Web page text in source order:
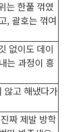
는 한풀 꺾였
, 괄호는 꺾여
없이도 데이
는 과정이 흥
않고 해냈다가
짜 제발 방학